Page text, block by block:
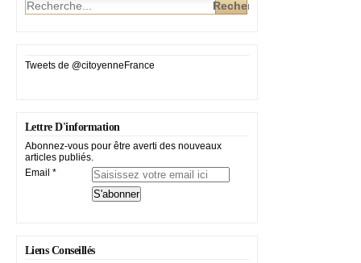
Tweets de @citoyenneFrance
Lettre D'information
Abonnez-vous pour être averti des nouveaux
articles publiés.
Email
Liens Conseillés